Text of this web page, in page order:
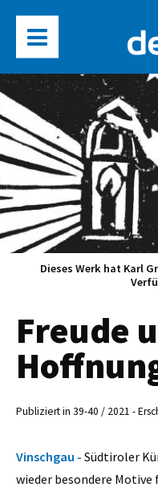
Dieses Werk hat Karl
Freude
Publiziert in 39-40 / 2021 -
Vinschgau - Südtiroler
wieder besondere